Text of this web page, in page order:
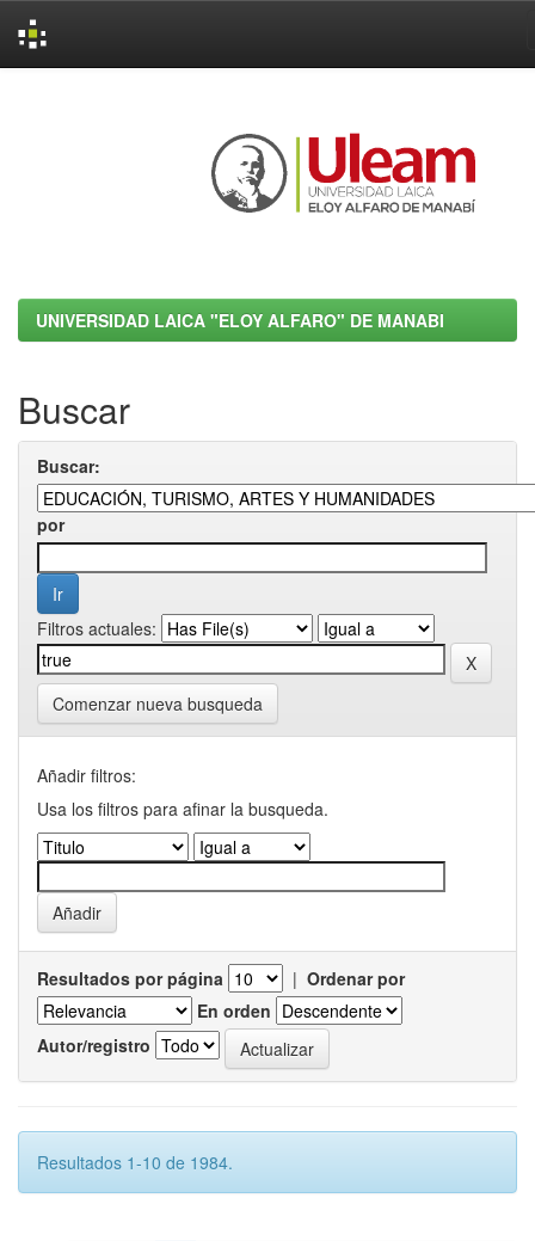
UNIVERSIDAD LAICA "ELOY ALFARO" DE MANABI
Buscar
Buscar:
por
Filtros actuales:
Comenzar nueva busqueda
Añadir filtros:
Usa los filtros para afinar la busqueda.
Resultados por página | Ordenar por
En orden
Autor/registro
Resultados 1-10 de 1984.